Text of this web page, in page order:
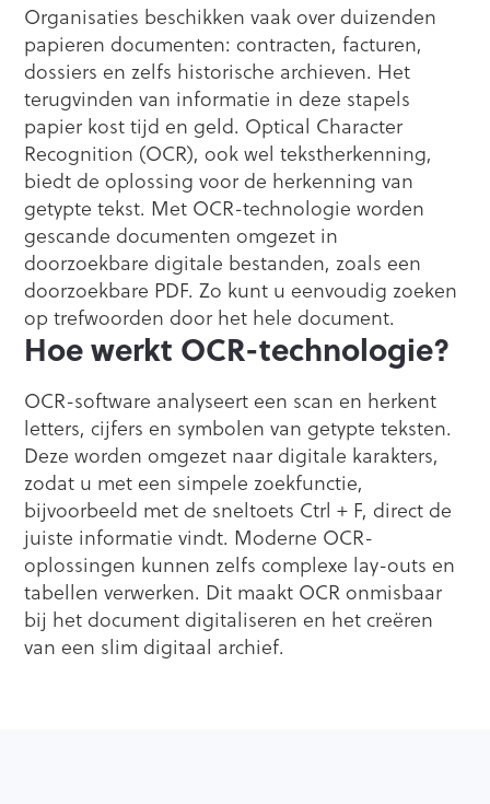
Organisaties beschikken vaak over duizenden
papieren documenten: contracten, facturen,
dossiers en zelfs historische archieven. Het
terugvinden van informatie in deze stapels
papier kost tijd en geld. Optical Character
Recognition (OCR), ook wel tekstherkenning,
biedt de oplossing voor de herkenning van
getypte tekst. Met OCR-technologie worden
gescande documenten omgezet in
doorzoekbare digitale bestanden, zoals een
doorzoekbare PDF. Zo kunt u eenvoudig zoeken
op trefwoorden door het hele document.
Hoe werkt OCR-technologie?
OCR-software analyseert een scan en herkent
letters, cijfers en symbolen van getypte teksten.
Deze worden omgezet naar digitale karakters,
zodat u met een simpele zoekfunctie,
bijvoorbeeld met de sneltoets Ctrl + F, direct de
juiste informatie vindt. Moderne OCR-
oplossingen kunnen zelfs complexe lay-outs en
tabellen verwerken. Dit maakt OCR onmisbaar
bij het document digitaliseren en het creëren
van een slim digitaal archief.